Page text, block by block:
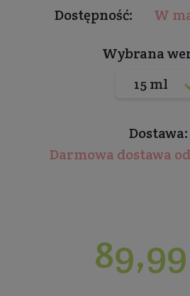
Dostępność:
W
Wybrana
15 ml
Dostawa:
Darmowa dostawa od
89,99